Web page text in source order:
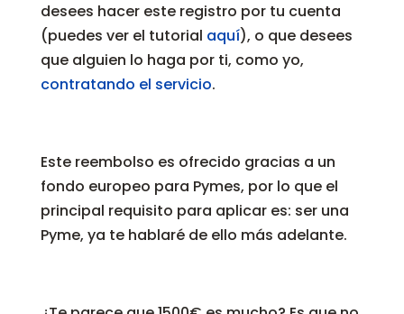
desees hacer este registro por tu cuenta
(puedes ver el tutorial aquí), o que desees
que alguien lo haga por ti, como yo,
contratando el servicio.
Este reembolso es ofrecido gracias a un
fondo europeo para Pymes, por lo que el
principal requisito para aplicar es: ser una
Pyme, ya te hablaré de ello más adelante.